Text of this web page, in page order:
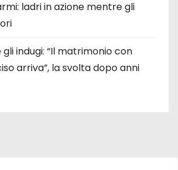
ladri in azione mentre gli
indugi: “Il matrimonio con
arriva”, la svolta dopo anni